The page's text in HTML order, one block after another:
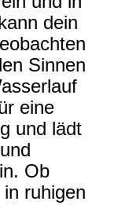
dein
Sinnen
eine
und lädt
Ob
ruhigen